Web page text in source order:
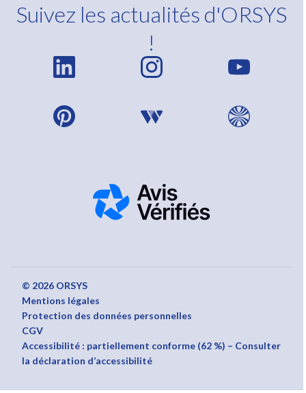
Suivez les actualités d'ORSYS
!
© 2026 ORSYS
Mentions légales
Protection des données personnelles
CGV
Accessibilité : partiellement conforme (62 %) – Consulter
la déclaration d’accessibilité